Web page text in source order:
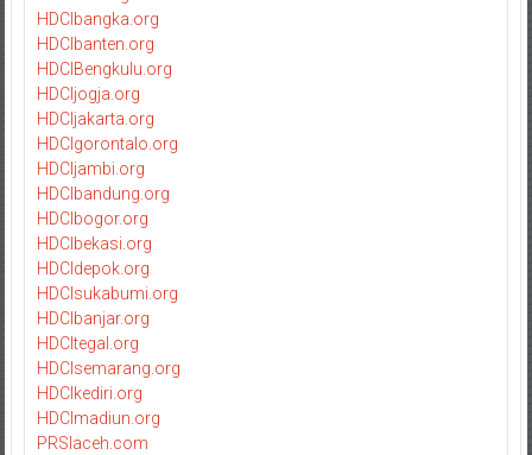
HDCIbangka.org
HDCIbanten.org
HDCIBengkulu.org
HDCIjogja.org
HDCIjakarta.org
HDCIgorontalo.org
HDCIjambi.org
HDCIbandung.org
HDCIbogor.org
HDCIbekasi.org
HDCIdepok.org
HDCIsukabumi.org
HDCIbanjar.org
HDCItegal.org
HDCIsemarang.org
HDCIkediri.org
HDCImadiun.org
PRSIaceh.com